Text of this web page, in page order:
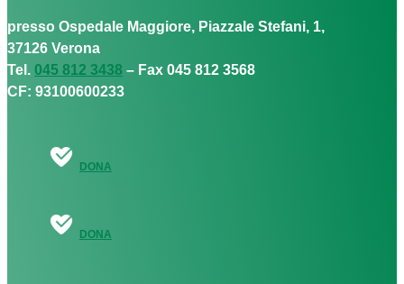
presso Ospedale Maggiore, Piazzale Stefani, 1,
37126 Verona
Tel. 045 812 3438 – Fax 045 812 3568
CF: 93100600233
DONA
DONA